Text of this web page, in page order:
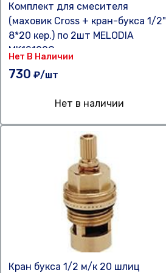
Комплект для смесителя
(маховик Cross + кран-букса 1/2"
8*20 кер.) по 2шт MELODIA
MK12100C
Нет В Наличии
730 ₽/шт
Нет в наличии
Кран букса 1/2 м/к 20 шлиц